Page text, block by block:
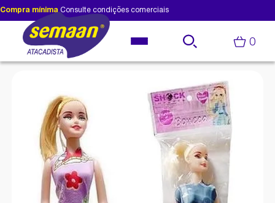
Compra mínima Consulte condições comerciais
0